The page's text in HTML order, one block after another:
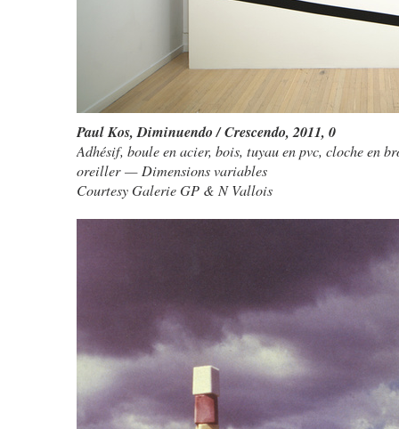
Paul Kos,Diminuendo / Crescendo, 2011, 0
Adhésif, boule en acier, bois, tuyau en pvc, cloche en
oreiller — Dimensions variables
Courtesy Galerie GP & N Vallois